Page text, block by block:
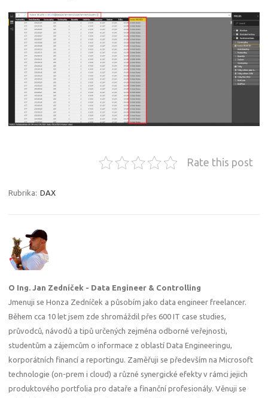
Rate this post
Rubrika: DAX
O Ing. Jan Zedníček - Data Engineer & Controlling
Jmenuji se Honza Zedníček a působím jako data engineer freelancer.
Během cca 10 let jsem zde shromáždil přes 600 IT case studies,
průvodců, návodů a tipů určených zejména odborné veřejnosti,
studentům a zájemcům o informace z oblastí Data Engineeringu,
korporátních financí a reportingu. Zaměřuji se především na Microsoft
technologie (on-prem i cloud) a různé synergické efekty v rámci jejich
produktového portfolia pro dataře a finanční profesionály. Věnuji se